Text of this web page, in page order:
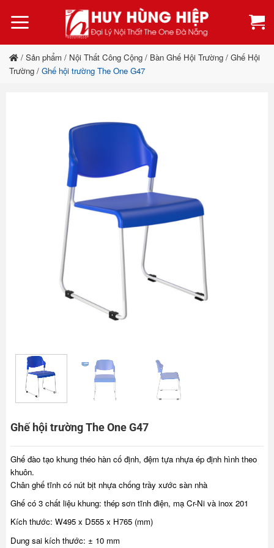
qua
dung
/ Sản phẩm / Nội Thất Công Cộng / Bàn Ghế Hội Trường / Ghế Hội
Trường / Ghế hội trường The One G47
Ghế hội trường The One G47
Ghế đào tạo khung théo hàn cố định, đệm tựa nhựa ép định hình theo
khuôn.
Chân ghế tĩnh có nút bịt nhựa chống trầy xước sàn nhà
Ghế có 3 chất liệu khung: thép sơn tĩnh điện, mạ Cr-Ni và inox 201
Kích thước: W495 x D555 x H765 (mm)
Dung sai kích thước: ± 10 mm